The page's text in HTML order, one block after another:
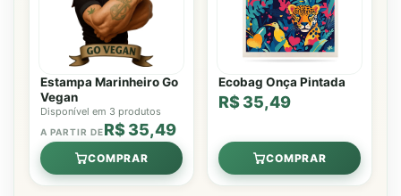
Estampa Marinheiro Go
Vegan
Disponível em 3 produtos
A PARTIR DER$ 35,49
COMPRAR
Ecobag Onça Pintada
R$ 35,49
COMPRAR